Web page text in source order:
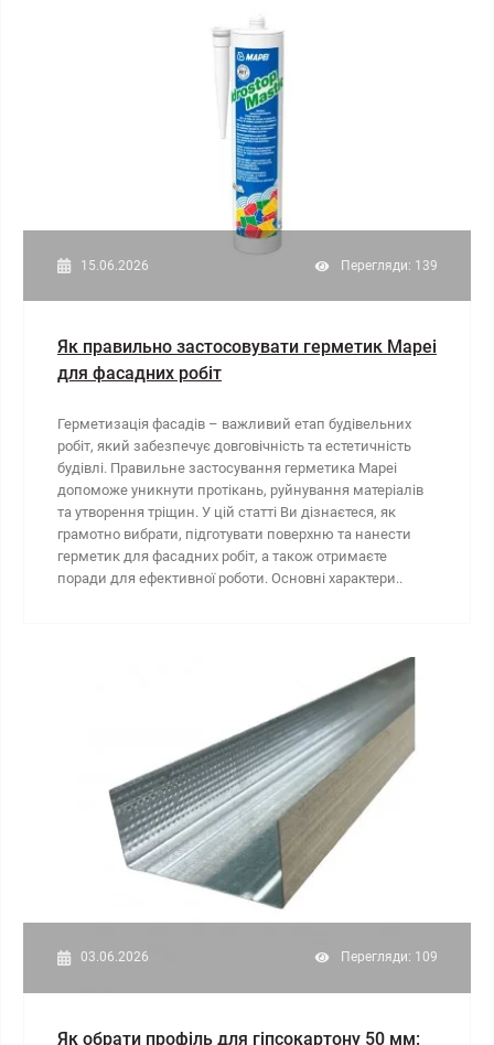
15.06.2026 Перегляди: 139
Як правильно застосовувати герметик Mapei
для фасадних робіт
Герметизація фасадів – важливий етап будівельних
робіт, який забезпечує довговічність та естетичність
будівлі. Правильне застосування герметика Mapei
допоможе уникнути протікань, руйнування матеріалів
та утворення тріщин. У цій статті Ви дізнаєтеся, як
грамотно вибрати, підготувати поверхню та нанести
герметик для фасадних робіт, а також отримаєте
поради для ефективної роботи. Основні характери..
03.06.2026 Перегляди: 109
Як обрати профіль для гіпсокартону 50 мм: